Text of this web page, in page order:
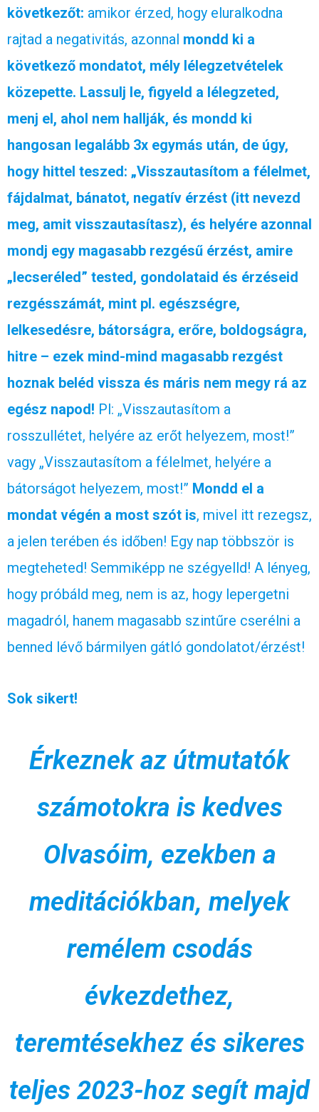
következőt: amikor érzed, hogy eluralkodna
rajtad a negativitás, azonnal mondd ki a
következő mondatot, mély lélegzetvételek
közepette. Lassulj le, figyeld a lélegzeted,
menj el, ahol nem hallják, és mondd ki
hangosan legalább 3x egymás után, de úgy,
hogy hittel teszed: „Visszautasítom a félelmet,
fájdalmat, bánatot, negatív érzést (itt nevezd
meg, amit visszautasítasz), és helyére azonnal
mondj egy magasabb rezgésű érzést, amire
„lecseréled” tested, gondolataid és érzéseid
rezgésszámát, mint pl. egészségre,
lelkesedésre, bátorságra, erőre, boldogságra,
hitre – ezek mind-mind magasabb rezgést
hoznak beléd vissza és máris nem megy rá az
egész napod! Pl: „Visszautasítom a
rosszullétet, helyére az erőt helyezem, most!”
vagy „Visszautasítom a félelmet, helyére a
bátorságot helyezem, most!” Mondd el a
mondat végén a most szót is, mivel itt rezegsz,
a jelen terében és időben! Egy nap többször is
megteheted! Semmiképp ne szégyelld! A lényeg,
hogy próbáld meg, nem is az, hogy lepergetni
magadról, hanem magasabb szintűre cserélni a
benned lévő bármilyen gátló gondolatot/érzést!
Sok sikert!
Érkeznek az útmutatók
számotokra is kedves
Olvasóim, ezekben a
meditációkban, melyek
remélem csodás
évkezdethez,
teremtésekhez és sikeres
teljes 2023-hoz segít majd